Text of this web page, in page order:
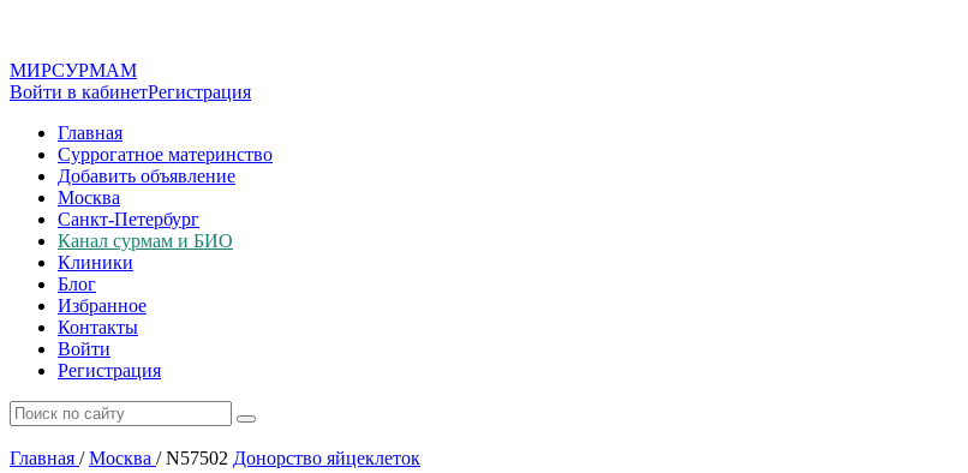
МИРСУРМАМ
Войти в кабинетРегистрация
Главная
Суррогатное материнство
Добавить объявление
Москва
Санкт-Петербург
Канал сурмам и БИО
Клиники
Блог
Избранное
Контакты
Войти
Регистрация
Главная / Москва /N57502 Донорство яйцеклеток